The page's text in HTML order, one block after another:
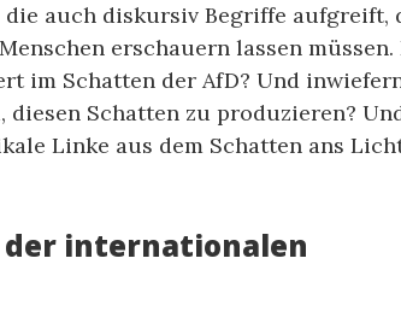
auch diskursiv Begriffe aufgreift,
erschauern lassen
im Schatten der AfD? Und
diesen Schatten zu produzieren?
Linke aus dem Schatten ans
der internationalen